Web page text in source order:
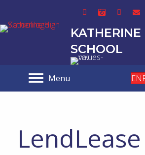
KATHERINE
SCHOOL
Menu